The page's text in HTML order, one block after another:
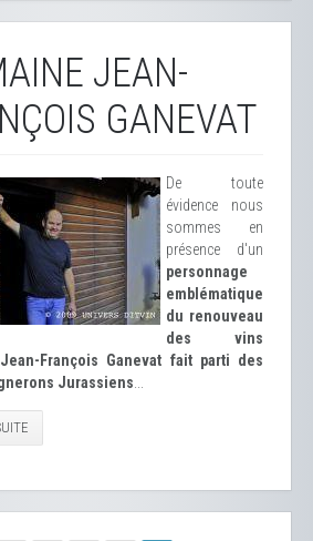
JEAN-
GANEVAT
De toute
évidence nous
sommes en
présence d'un
personnage
emblématique
du renouveau
des vins
Jean-François Ganevat fait parti des
Jurassiens